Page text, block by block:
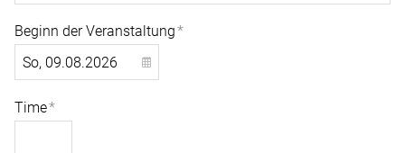
Beginn der Veranstaltung*
Time*